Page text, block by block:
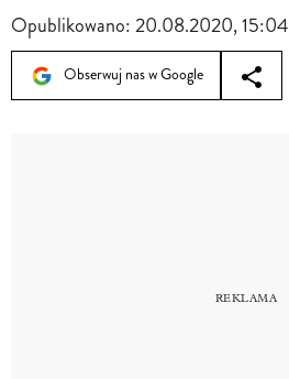
Opublikowano:20.08.2020, 15:04
Obserwuj nas w Google